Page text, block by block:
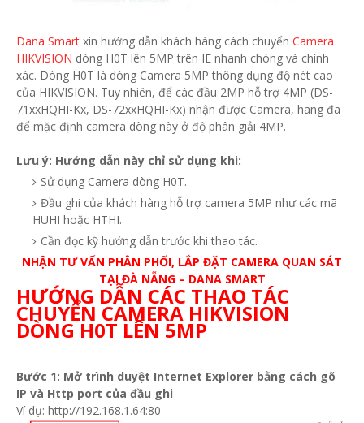
Dana Smart xin hướng dẫn khách hàng cách chuyển Camera
HIKVISION dòng H0T lên 5MP trên IE nhanh chóng và chính
xác. Dòng H0T là dòng Camera 5MP thông dụng độ nét cao
của HIKVISION. Tuy nhiên, để các đầu 2MP hỗ trợ 4MP (DS-
71xxHQHI-Kx, DS-72xxHQHI-Kx) nhận được Camera, hãng đã
để mặc định camera dòng này ở độ phân giải 4MP.
Lưu ý: Hướng dẫn này chỉ sử dụng khi:
Sử dụng Camera dòng H0T.
Đầu ghi của khách hàng hỗ trợ camera 5MP như các mã
HUHI hoặc HTHI.
Cần đọc kỹ hướng dẫn trước khi thao tác.
NHẬN TƯ VẤN PHÂN PHỐI, LẮP ĐẶT CAMERA QUAN SÁT
TẠI ĐÀ NẴNG – DANA SMART
HƯỚNG DẪN CÁC THAO TÁC
CHUYỂN CAMERA HIKVISION
DÒNG H0T LÊN 5MP
Bước 1: Mở trình duyệt Internet Explorer bằng cách gõ
IP và Http port của đầu ghi
Ví dụ: http://192.168.1.64:80